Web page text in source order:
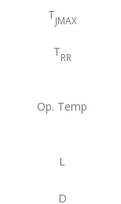
TJMAX
TRR
Op. Temp
L
D